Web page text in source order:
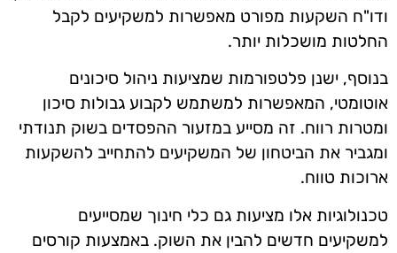
ודו"ח השקעות מפורט מאפשרות למשקיעים לקבל
החלטות מושכלות יותר.
בנוסף, ישנן פלטפורמות שמציעות ניהול סיכונים
אוטומטי, המאפשרות למשתמש לקבוע גבולות סיכון
ומטרות רווח. זה מסייע במזעור ההפסדים בשוק תנודתי
ומגביר את הביטחון של המשקיעים להתחייב להשקעות
ארוכות טווח.
טכנולוגיות אלו מציעות גם כלי חינוך שמסייעים
למשקיעים חדשים להבין את השוק. באמצעות קורסים